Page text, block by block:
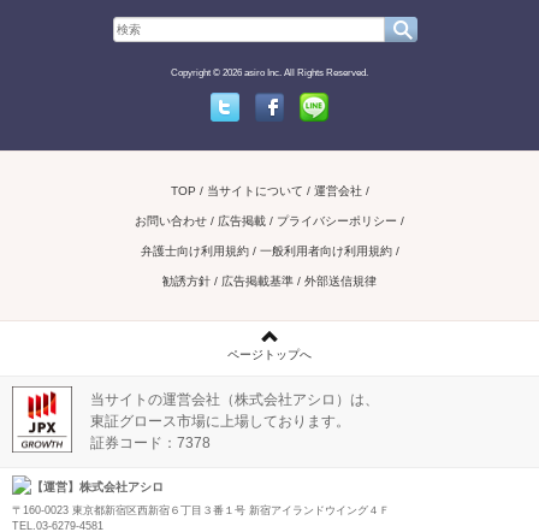
Copyright © 2026 asiro Inc. All Rights Reserved.
TOP 当サイトについて 運営会社
お問い合わせ / 広告掲載 プライバシーポリシー
弁護士向け利用規約 一般利用者向け利用規約
勧誘方針 広告掲載基準 外部送信規律
ページトップへ
当サイトの運営会社（株式会社アシロ）は、
東証グロース市場に上場しております。
証券コード：7378
【運営】株式会社アシロ
〒160-0023 東京都新宿区西新宿６丁目３番１号 新宿アイランドウイング４Ｆ
TEL.03-6279-4581